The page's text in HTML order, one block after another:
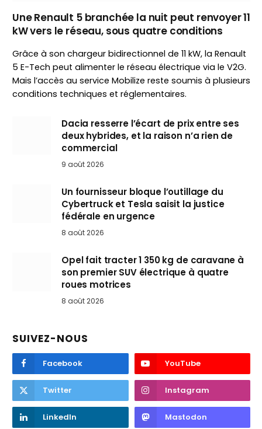
Une Renault 5 branchée la nuit peut renvoyer 11
kW vers le réseau, sous quatre conditions
Grâce à son chargeur bidirectionnel de 11 kW, la Renault
5 E-Tech peut alimenter le réseau électrique via le V2G.
Mais l’accès au service Mobilize reste soumis à plusieurs
conditions techniques et réglementaires.
Dacia resserre l’écart de prix entre ses
deux hybrides, et la raison n’a rien de
commercial
9 août 2026
Un fournisseur bloque l’outillage du
Cybertruck et Tesla saisit la justice
fédérale en urgence
8 août 2026
Opel fait tracter 1 350 kg de caravane à
son premier SUV électrique à quatre
roues motrices
8 août 2026
SUIVEZ-NOUS
Facebook YouTube
Twitter Instagram
LinkedIn Mastodon